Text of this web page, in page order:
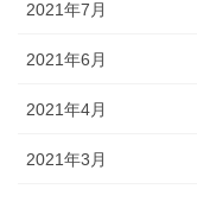
2021年7月
2021年6月
2021年4月
2021年3月